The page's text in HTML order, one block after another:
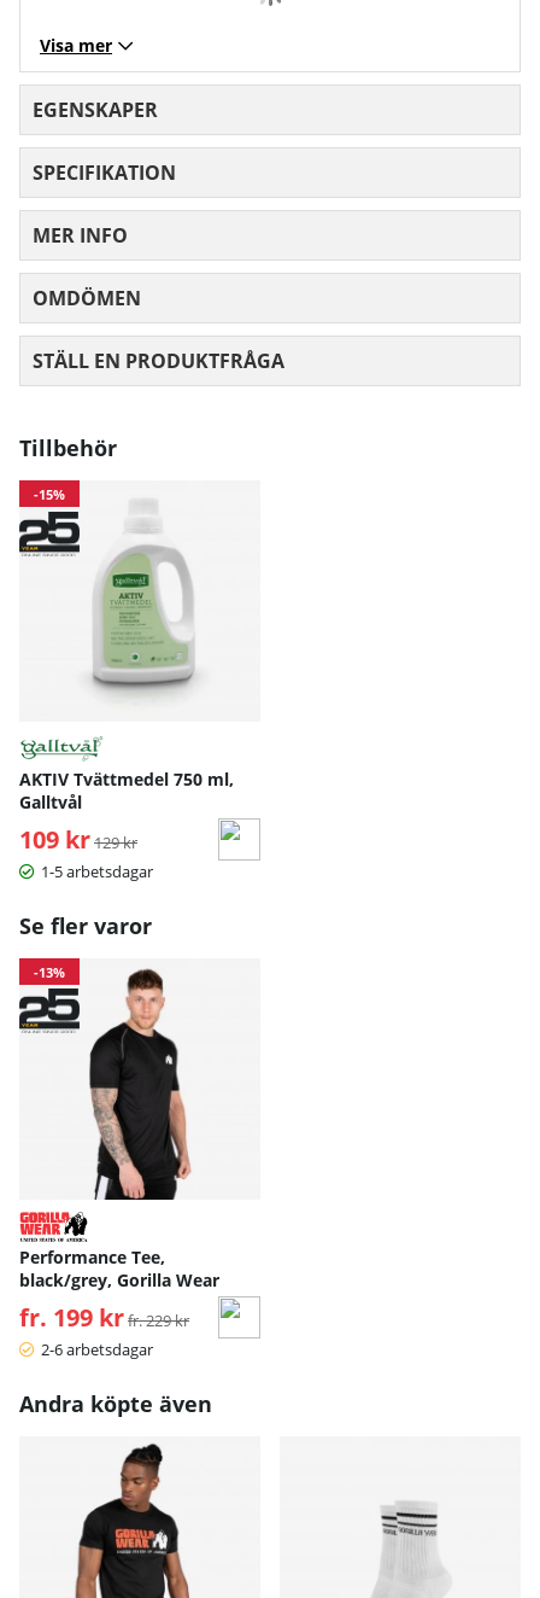
Visa mer
EGENSKAPER
SPECIFIKATION
MER INFO
OMDÖMEN
STÄLL EN PRODUKTFRÅGA
Tillbehör
-15%
AKTIV Tvättmedel 750 ml,
Galltvål
109 kr Ordinarie pris:
129 kr
1-5 arbetsdagar
Se fler varor
-13%
Performance Tee,
black/grey, Gorilla Wear
fr. 199 kr Ordinarie pris:
fr. 229 kr
2-6 arbetsdagar
Andra köpte även